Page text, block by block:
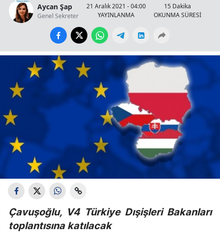
Aycan Şap
Genel Sekreter
21 Aralık 2021 - 04:00
YAYINLANMA
15 Dakika
OKUNMA SÜRESİ
Çavuşoğlu, V4 Türkiye Dışişleri Bakanları
toplantısına katılacak